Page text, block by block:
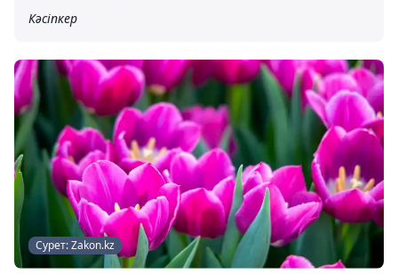
Кәсіпкер
Сурет: Zakon.kz